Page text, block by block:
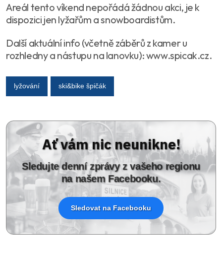
Areál tento víkend nepořádá žádnou akci, je k
dispozici jen lyžařům a snowboardistům.
Další aktuální info (včetně záběrů z kamer u
rozhledny a nástupu na lanovku): www.spicak.cz.
lyžování ski&bike špičák
Ať vám nic neunikne!
Sledujte denní zprávy z vašeho regionu
na našem Facebooku.
Sledovat na Facebooku